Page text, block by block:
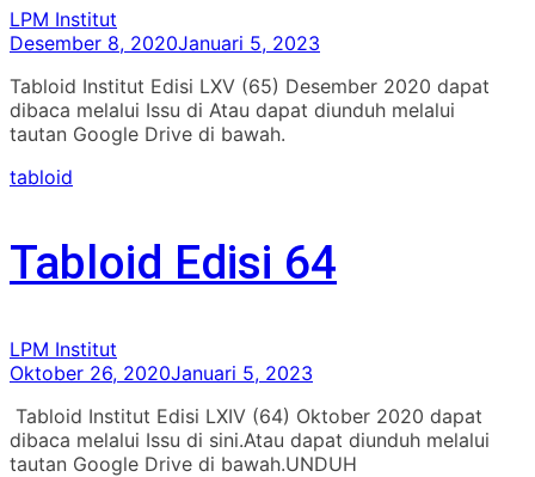
LPM Institut
Desember 8, 2020Januari 5, 2023
Tabloid Institut Edisi LXV (65) Desember 2020 dapat
dibaca melalui Issu di Atau dapat diunduh melalui
tautan Google Drive di bawah.
tabloid
Tabloid Edisi 64
LPM Institut
Oktober 26, 2020Januari 5, 2023
Tabloid Institut Edisi LXIV (64) Oktober 2020 dapat
dibaca melalui Issu di sini.Atau dapat diunduh melalui
tautan Google Drive di bawah.UNDUH